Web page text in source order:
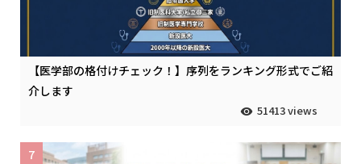
【医学部の格付けチェック！】序列をランキング形式でご紹
介します
51413 views
7